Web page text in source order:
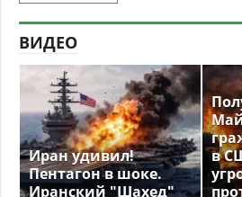
ВИДЕО
Иран удивил!
Пентагон в шоке.
Иранский "Шахед"
в